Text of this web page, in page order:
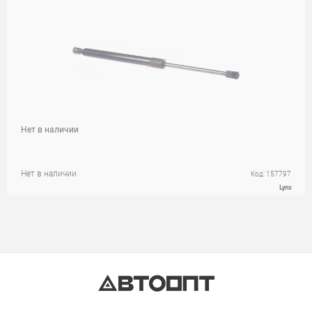
Нет в наличии Код: 157797
Lynx
Нет в наличии